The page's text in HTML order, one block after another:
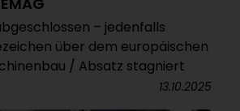
– jedenfalls
über dem europäischen
/ Absatz stagniert
13.10.2025